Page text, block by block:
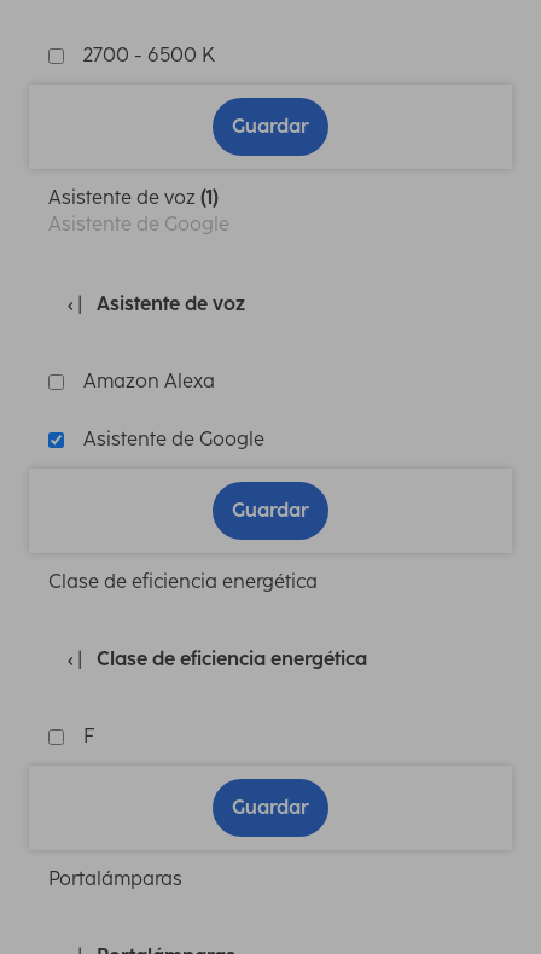
2700 - 6500 K
Guardar
Asistente de voz (1)
Asistente de Google
Asistente de voz
Amazon Alexa
Asistente de Google
Guardar
Clase de eficiencia energética
Clase de eficiencia energética
F
Guardar
Portalámparas